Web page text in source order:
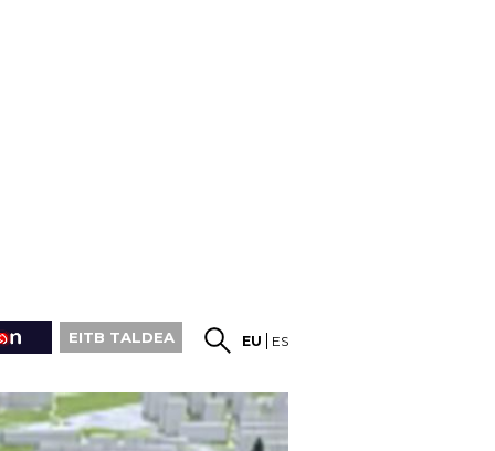
EITB TALDEA EU ES